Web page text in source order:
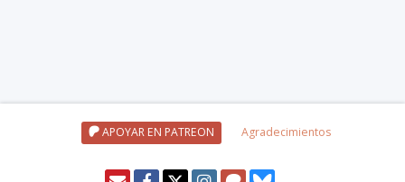
APOYAR EN PATREON Agradecimientos